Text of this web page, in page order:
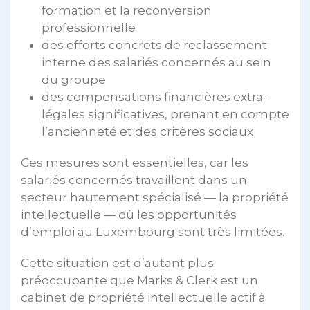
formation et la reconversion
professionnelle
des efforts concrets de reclassement
interne des salariés concernés au sein
du groupe
des compensations financières extra-
légales significatives, prenant en compte
l’ancienneté et des critères sociaux
Ces mesures sont essentielles, car les
salariés concernés travaillent dans un
secteur hautement spécialisé — la propriété
intellectuelle — où les opportunités
d’emploi au Luxembourg sont très limitées.
Cette situation est d’autant plus
préoccupante que Marks & Clerk est un
cabinet de propriété intellectuelle actif à